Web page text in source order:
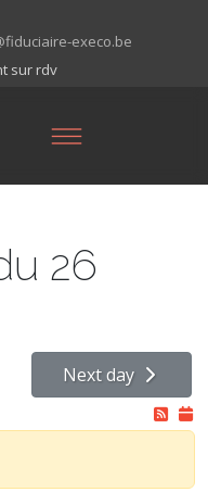
execo.be
sur rdv
26
Next day